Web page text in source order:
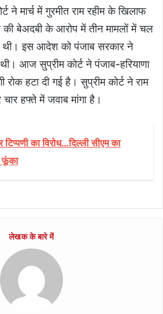
ने मार्च में गुरमीत राम रहीम के खिलाफ
की बेअदबी के आरोप में तीन मामलों में चल
थी। इस आदेश को पंजाब सरकार ने
थी। आज सुप्रीम कोर्ट ने पंजाब-हरियाणा
रोक हटा दी गई है। सुप्रीम कोर्ट ने राम
हफ्ते में जवाब मांगा है।
टिप्पणी का विरोध…दिल्ली सीएम का
फूंका